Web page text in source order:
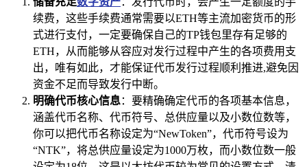
续费，这些手续费通常需要以ETH等主流加密货币的形
式进行支付，一定要确保自己的TP钱包里存有足够的
ETH，从而能够从容应对发行过程中产生的各项费用支
出，唯有如此，才能保证代币发行过程顺利推进,避免因
资金不足而导致发行中断。
明确代币核心信息：要精确确定代币的各项基本信息，
涵盖代币名称、代币符号、总供应量以及小数位数等，
你可以把代币名称设定为“NewToken”，代币符号设为
“NTK”，将总供应量设定为1000万枚，而小数位数一般